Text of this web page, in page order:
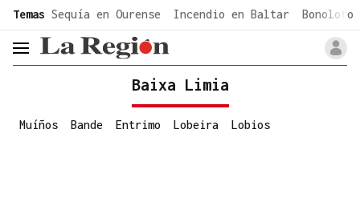
common.go-to-content
Temas Sequía en Ourense Incendio en Baltar Bonoloto
header.menu.open
Baixa Limia
Muíños Bande Entrimo Lobeira Lobios